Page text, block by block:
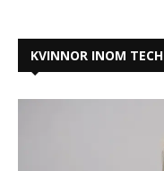
KVINNOR INOM TECH